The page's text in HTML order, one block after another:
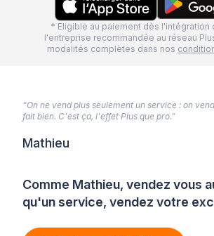
* Eligible au paiement dès l'intégration
l'entreprise recommandée au réseau
modalités complètes dans nos
Comme Mathieu, vendez vous
qu'un service, vendez votre
“On ne vend plus seulement un service : on
fait bien. C'est ça, l'effet Plus que pro.”
Mathieu